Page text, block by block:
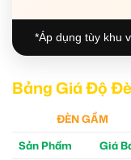
*Áp dụng tùy khu
Bảng Giá Độ
ĐÈN GẦM
Sản Phẩm
Giá